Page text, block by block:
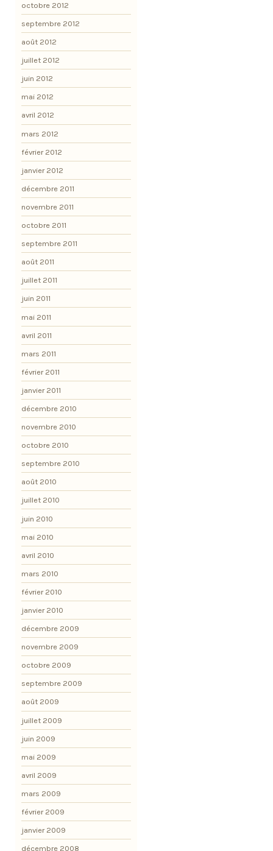
octobre 2012
septembre 2012
août 2012
juillet 2012
juin 2012
mai 2012
avril 2012
mars 2012
février 2012
janvier 2012
décembre 2011
novembre 2011
octobre 2011
septembre 2011
août 2011
juillet 2011
juin 2011
mai 2011
avril 2011
mars 2011
février 2011
janvier 2011
décembre 2010
novembre 2010
octobre 2010
septembre 2010
août 2010
juillet 2010
juin 2010
mai 2010
avril 2010
mars 2010
février 2010
janvier 2010
décembre 2009
novembre 2009
octobre 2009
septembre 2009
août 2009
juillet 2009
juin 2009
mai 2009
avril 2009
mars 2009
février 2009
janvier 2009
décembre 2008